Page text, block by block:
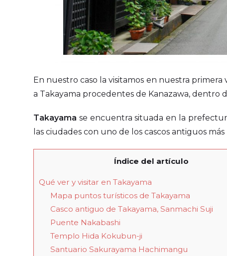
En nuestro caso la visitamos en nuestra primera
a Takayama procedentes de Kanazawa, dentro
Takayama se encuentra situada en la
las ciudades con uno de los cascos antiguos
Índice del artículo
Qué ver y visitar en Takayama
Mapa puntos turísticos de Takayama
Casco antiguo de Takayama, Sanmachi Suji
Puente Nakabashi
Templo Hida Kokubun-ji
Santuario Sakurayama Hachimangu